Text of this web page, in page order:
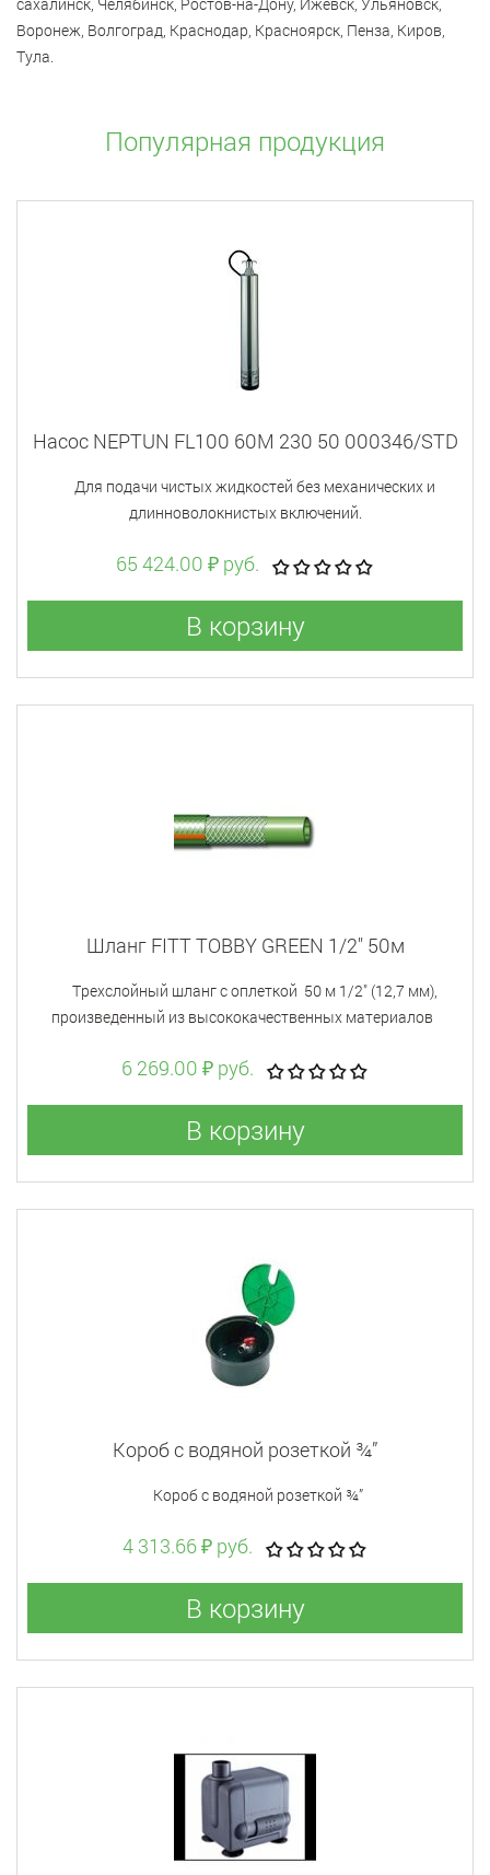
Воронеж, Волгоград, Краснодар, Красноярск, Пенза, Киров,
Тула.
Популярная продукция
Насос NEPTUN FL100 60M 230 50 000346/STD
Для подачи чистых жидкостей без механических и
длинноволокнистых включений.
65 424.00 ₽ руб.
В корзину
Шланг FITT TOBBY GREEN 1/2" 50м
Tрехслойный шланг с оплеткой 50 м 1/2" (12,7 мм),
произведенный из высококачественных материалов
6 269.00 ₽ руб.
В корзину
Короб с водяной розеткой ¾”
Короб с водяной розеткой ¾”
4 313.66 ₽ руб.
В корзину